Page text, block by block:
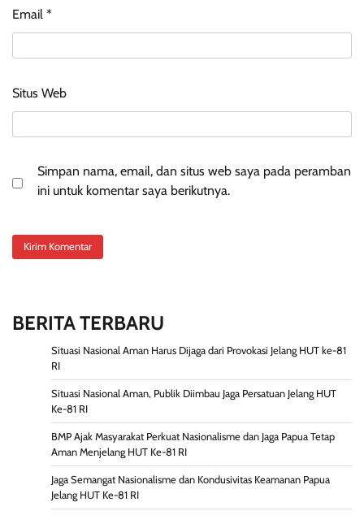
Email *
Situs Web
Simpan nama, email, dan situs web saya pada peramban
ini untuk komentar saya berikutnya.
BERITA TERBARU
Situasi Nasional Aman Harus Dijaga dari Provokasi Jelang HUT ke-81
RI
Situasi Nasional Aman, Publik Diimbau Jaga Persatuan Jelang HUT
Ke-81 RI
BMP Ajak Masyarakat Perkuat Nasionalisme dan Jaga Papua Tetap
Aman Menjelang HUT Ke-81 RI
Jaga Semangat Nasionalisme dan Kondusivitas Keamanan Papua
Jelang HUT Ke-81 RI